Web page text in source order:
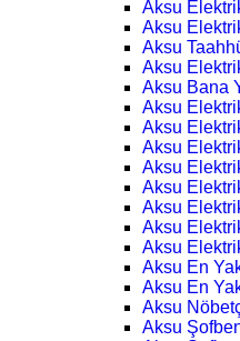
Aksu
Aksu
Aksu
Aksu
Aksu Bana
Aksu
Aksu
Aksu
Aksu
Aksu
Aksu
Aksu
Aksu
Aksu En
Aksu En
Aksu
Aksu